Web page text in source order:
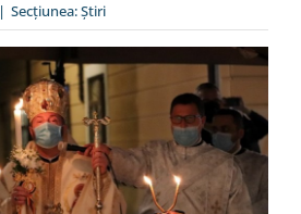
| Secțiunea:Ştiri